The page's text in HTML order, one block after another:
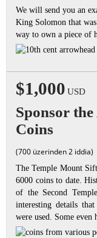
We will send you an
King Solomon that
way to own a piece of
$1,000 USD
Sponsor
Coins
(700 üzerinden 2 iddia)
The Temple Mount
6000 coins to date.
of the Second
interesting details
were used. Some even